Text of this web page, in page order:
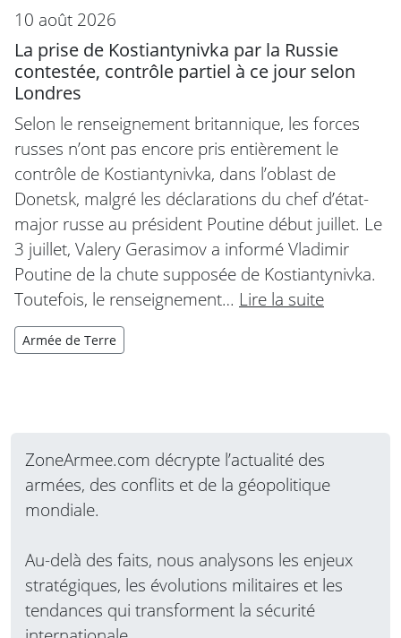
10 août 2026
La prise de Kostiantynivka par la Russie
contestée, contrôle partiel à ce jour selon
Londres
Selon le renseignement britannique, les forces
russes n’ont pas encore pris entièrement le
contrôle de Kostiantynivka, dans l’oblast de
Donetsk, malgré les déclarations du chef d’état-
major russe au président Poutine début juillet. Le
3 juillet, Valery Gerasimov a informé Vladimir
Poutine de la chute supposée de Kostiantynivka.
Toutefois, le renseignement… Lire la suite
Armée de Terre
ZoneArmee.com décrypte l’actualité des
armées, des conflits et de la géopolitique
mondiale.
Au-delà des faits, nous analysons les enjeux
stratégiques, les évolutions militaires et les
tendances qui transforment la sécurité